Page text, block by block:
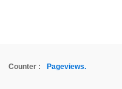
Counter :
Pageviews.